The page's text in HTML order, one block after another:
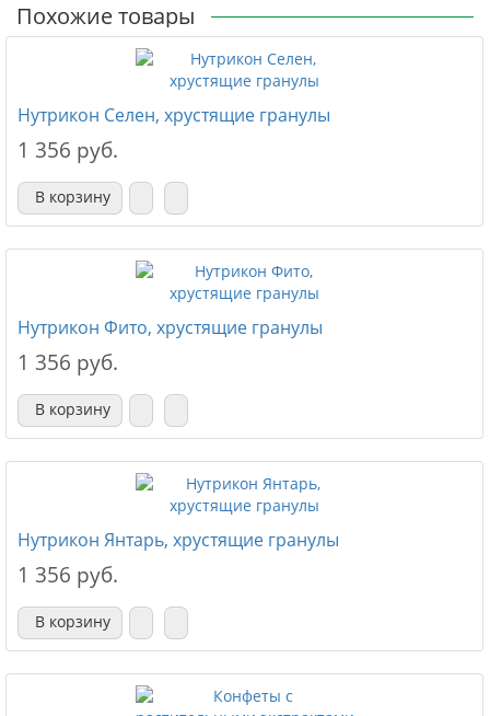
Похожие товары
Нутрикон Селен, хрустящие гранулы
1 356 руб.
В корзину
Нутрикон Фито, хрустящие гранулы
1 356 руб.
В корзину
Нутрикон Янтарь, хрустящие гранулы
1 356 руб.
В корзину